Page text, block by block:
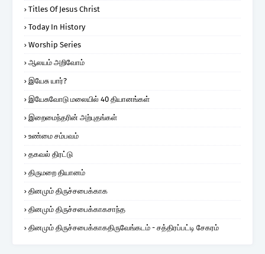
Titles Of Jesus Christ
Today In History
Worship Series
ஆலயம் அறிவோம்
இயேசு யார்?
இயேசுவோடு மலையில் 40 தியானங்கள்
இறைமைந்தரின் அற்புதங்கள்
உண்மை சம்பவம்
தகவல் திரட்டு
திருமறை தியானம்
தினமும் திருச்சபைக்காக
தினமும் திருச்சபைக்காகசாந்த
தினமும் திருச்சபைக்காகதிருவேங்கடம் - சத்திரப்பட்டி சேகரம்